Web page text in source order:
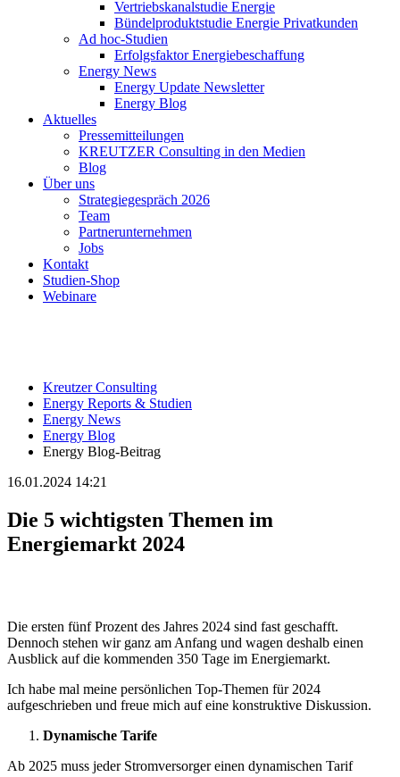
Vertriebskanalstudie Energie
Bündelproduktstudie Energie Privatkunden
Ad hoc-Studien
Erfolgsfaktor Energiebeschaffung
Energy News
Energy Update Newsletter
Energy Blog
Aktuelles
Pressemitteilungen
KREUTZER Consulting in den Medien
Blog
Über uns
Strategiegespräch 2026
Team
Partnerunternehmen
Jobs
Kontakt
Studien-Shop
Webinare
Kreutzer Consulting
Energy Reports & Studien
Energy News
Energy Blog
Energy Blog-Beitrag
16.01.2024 14:21
Die 5 wichtigsten Themen im
Energiemarkt 2024
Die ersten fünf Prozent des Jahres 2024 sind fast geschafft.
Dennoch stehen wir ganz am Anfang und wagen deshalb einen
Ausblick auf die kommenden 350 Tage im Energiemarkt.
Ich habe mal meine persönlichen Top-Themen für 2024
aufgeschrieben und freue mich auf eine konstruktive Diskussion.
Dynamische Tarife
Ab 2025 muss jeder Stromversorger einen dynamischen Tarif